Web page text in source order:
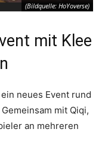
(Bildquelle: HoYoverse)
mit Klee
neues Event rund
mit Qiqi,
an mehreren